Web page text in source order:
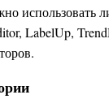
использовать
LabelUp,